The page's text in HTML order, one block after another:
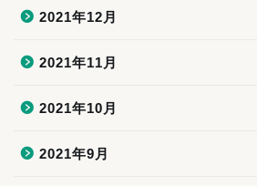
2021年12月
2021年11月
2021年10月
2021年9月